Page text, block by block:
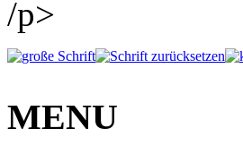
/p>
MENU